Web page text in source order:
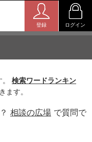
登録 ログイン
検索ワードランキン
ます。
相談の広場 で質問で